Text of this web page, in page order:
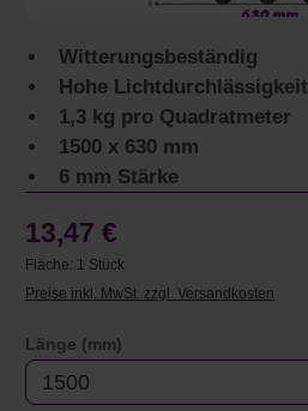
Witterungsbeständig
Hohe Lichtdurchlässigkeit
1,3 kg pro Quadratmeter
1500 x 630 mm
6 mm Stärke
13,47 €
Fläche: 1 Stück
Preise inkl. MwSt. zzgl. Versandkosten
Länge (mm)